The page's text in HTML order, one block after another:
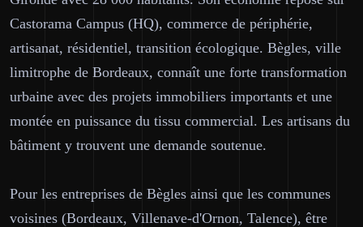
Castorama Campus (HQ), commerce de périphérie,
artisanat, résidentiel, transition écologique. Bègles, ville
limitrophe de Bordeaux, connaît une forte transformation
urbaine avec des projets immobiliers importants et une
montée en puissance du tissu commercial. Les artisans du
bâtiment y trouvent une demande soutenue.
Pour les entreprises de Bègles ainsi que les communes
voisines (Bordeaux, Villenave-d'Ornon, Talence), être